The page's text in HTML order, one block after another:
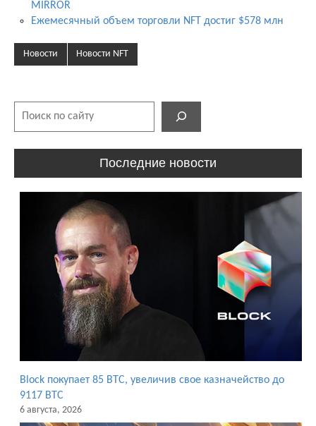
MIRROR
Ежемесячный объем торговли NFT достиг $578 млн
Новости Новости NFT
Последние новости
Block покупает 85 BTC, увеличив свое казначейство до
9117 BTC
6 августа, 2026